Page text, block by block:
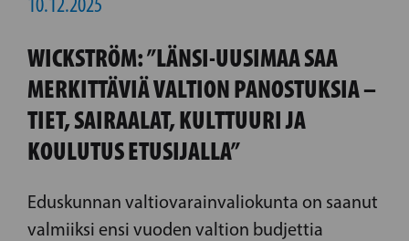
WICKSTRÖM: ”LÄNSI-UUSIMAA SAA
MERKITTÄVIÄ VALTION PANOSTUKSIA –
TIET, SAIRAALAT, KULTTUURI JA
KOULUTUS ETUSIJALLA”
Eduskunnan valtiovarainvaliokunta on saanut
valmiiksi ensi vuoden valtion budjettia